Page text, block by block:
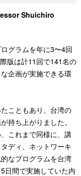
Shuichiro
グラムを年に3〜4回
版は計11回で141名の
企画が実施できる環
こともあり、台湾の
持ち上がりました。
これまで同様に、講
ディ、ネットワーキ
なプログラムを台湾
日間で実施していた内